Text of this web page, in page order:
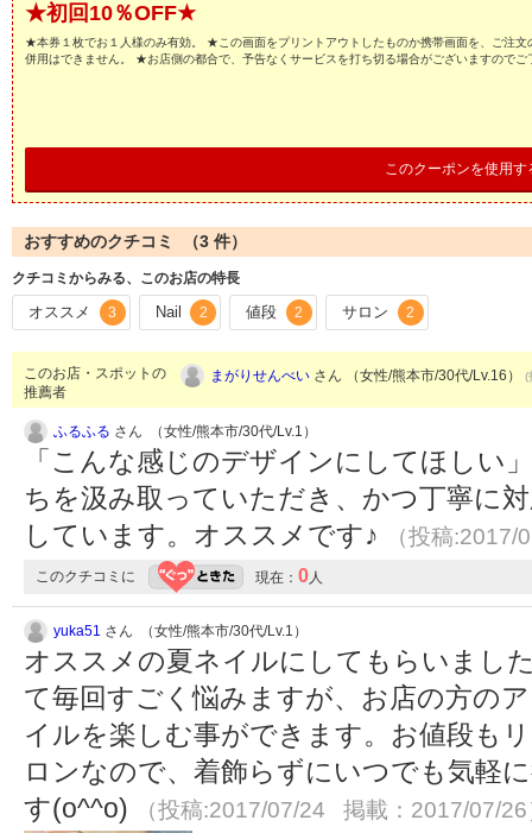
★初回10％OFF★
★本券１枚でお１人様のみ有効。 ★この画面をプリントアウトしたものか携帯画面を、ご注
併用はできません。 ★お店側の都合で、予告なくサービスを打ち切る場合がございますのでご
このクーポンを使用す
おすすめのクチコミ （3 件）
クチコミからみる、このお店の特長
オススメ 3 Nail 2 値段 2 サロン 2
このお店・スポットの
推薦者
まがりせんべい さん （女性/熊本市/30代/Lv.16） (
ふるふる さん （女性/熊本市/30代/Lv.1）
「こんな感じのデザインにしてほしい
ちを汲み取っていただき、かつ丁寧に
しています。オススメです♪
（投稿
このクチコミに 現在： 0 人
yuka51 さん （女性/熊本市/30代/Lv.1）
オススメの夏ネイルにしてもらいまし
て毎回すごく悩みますが、お店の方の
イルを楽しむ事ができます。お値段も
ロンなので、着飾らずにいつでも気軽
す(o^^o)
（投稿:2017/07/24 掲載：2017/07/26